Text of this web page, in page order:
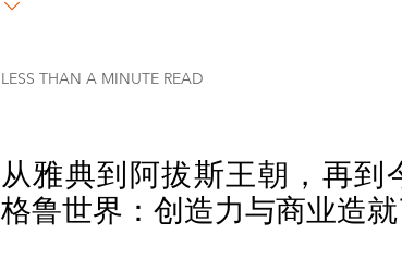
LESS THAN A MINUTE READ
从雅典到阿拔斯王朝，再到
格鲁世界：创造力与商业造